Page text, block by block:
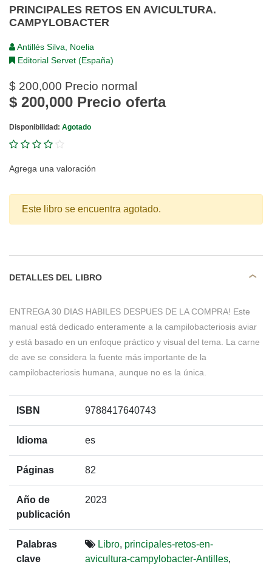
PRINCIPALES RETOS EN AVICULTURA.
CAMPYLOBACTER
Antillés Silva, Noelia
Editorial Servet (España)
$ 200,000 Precio normal
$ 200,000 Precio oferta
Disponibilidad: Agotado
Agrega una valoración
Este libro se encuentra agotado.
DETALLES DEL LIBRO
ENTREGA 30 DIAS HABILES DESPUES DE LA COMPRA! Este
manual está dedicado enteramente a la campilobacteriosis aviar
y está basado en un enfoque práctico y visual del tema. La carne
de ave se considera la fuente más importante de la
campilobacteriosis humana, aunque no es la única.
ISBN 9788417640743
Idioma es
Páginas 82
Año de
publicación
2023
Palabras
clave
Libro, principales-retos-en-
avicultura-campylobacter-Antilles,